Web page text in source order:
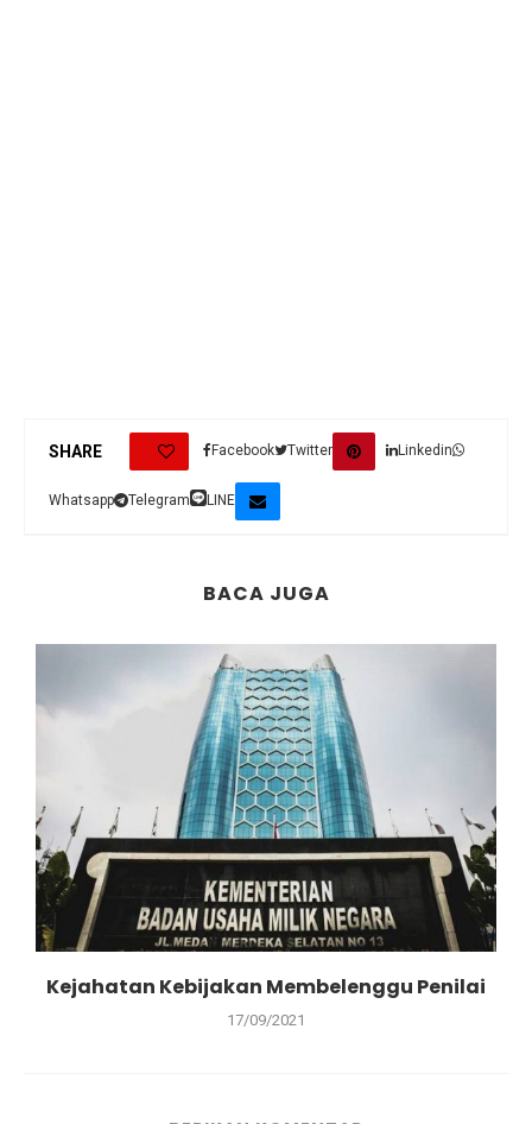
SHARE Facebook Twitter Linkedin
Whatsapp Telegram LINE
BACA JUGA
Kejahatan Kebijakan Membelenggu Penilai
17/09/2021